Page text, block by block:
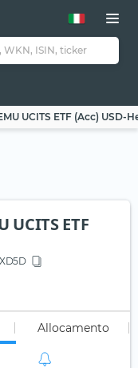
UCITS ETF (Acc) USD-
UCITS ETF
XD5D
Allocamento